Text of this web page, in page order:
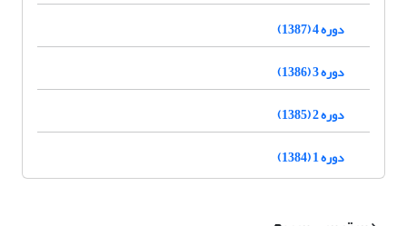
دوره 4 (1387)
دوره 3 (1386)
دوره 2 (1385)
دوره 1 (1384)